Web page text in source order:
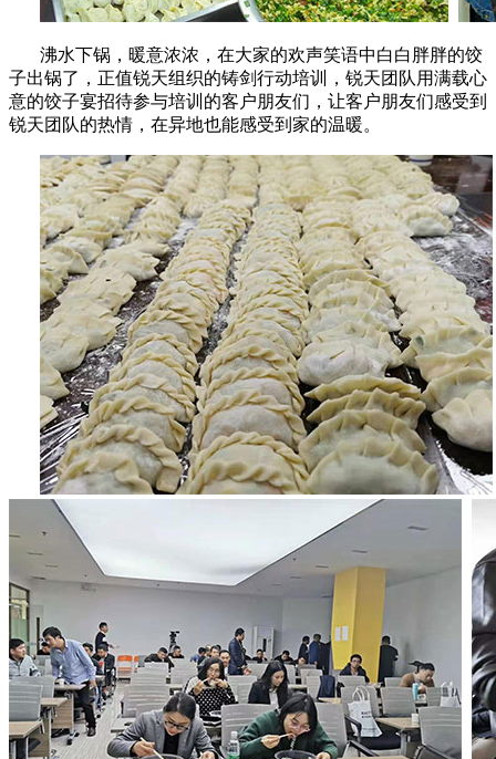
沸水下锅，暖意浓浓，在大家的欢声笑语中白白胖胖的饺
子出锅了，正值锐天组织的铸剑行动培训，锐天团队用满载心
意的饺子宴招待参与培训的客户朋友们，让客户朋友们感受到
锐天团队的热情，在异地也能感受到家的温暖。